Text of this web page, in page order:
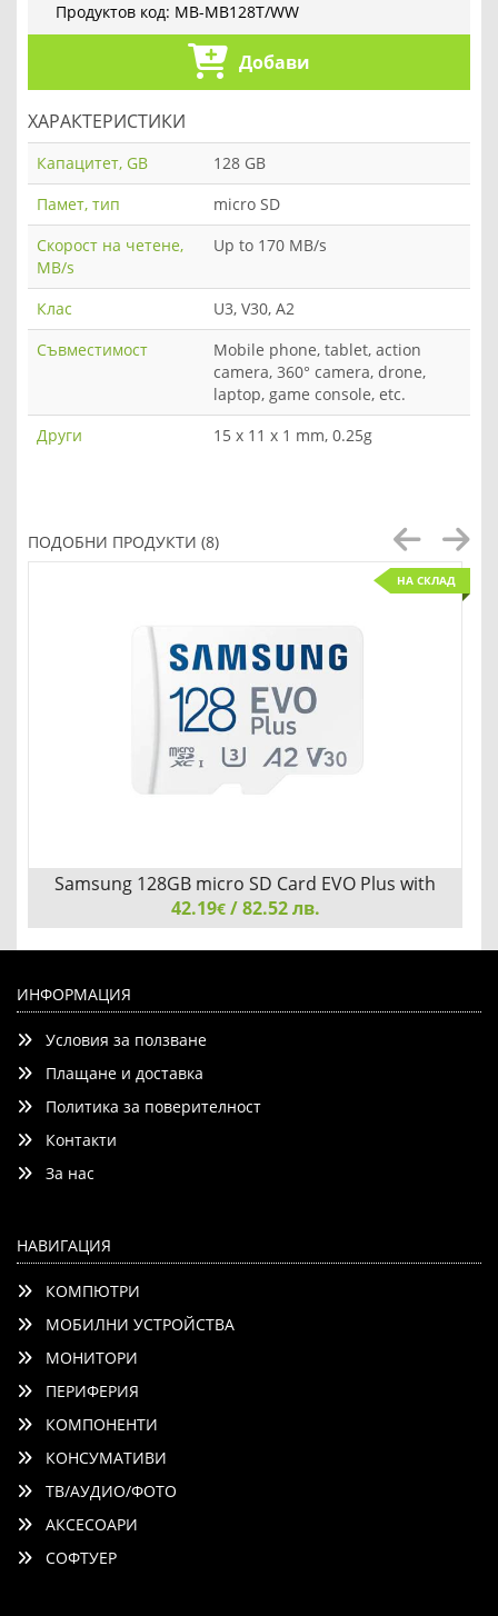
Продуктов код: MB-MB128T/WW
Добави
ХАРАКТЕРИСТИКИ
Капацитет, GB
128 GB
Памет, тип
micro SD
Скорост на четене,
MB/s
Up to 170 MB/s
Клас
U3, V30, A2
Съвместимост
Mobile phone, tablet, action
camera, 360° camera, drone,
laptop, game console, etc.
Други
15 x 11 x 1 mm, 0.25g
ПОДОБНИ ПРОДУКТИ (8)
НА СКЛАД
Class10, Transfer Speed up to 160MB/s
Samsung 128GB micro SD Card EVO Plus with
Adapter
42.19€/ 82.52 лв.
ИНФОРМАЦИЯ
Условия за ползване
Плащане и доставка
Политика за поверителност
Контакти
За нас
НАВИГАЦИЯ
КОМПЮТРИ
МОБИЛНИ УСТРОЙСТВА
МОНИТОРИ
ПЕРИФЕРИЯ
КОМПОНЕНТИ
КОНСУМАТИВИ
ТВ/АУДИО/ФОТО
АКСЕСОАРИ
СОФТУЕР